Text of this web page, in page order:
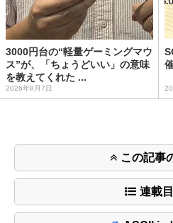
3000円台の“軽量ゲーミングマウ
ス”が、「ちょうどいい」の意味
を教えてくれた ...
2026年8月7日
この記事
連載